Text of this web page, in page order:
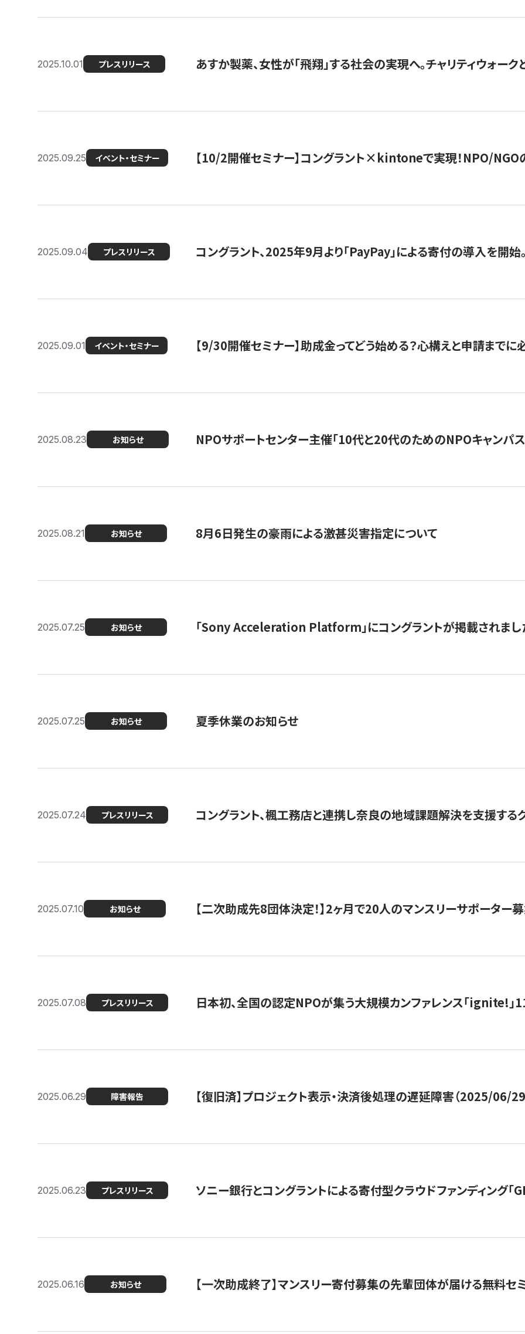
2025.10.01 プレスリリース あすか製薬、女性が「飛翔」する社会の実現へ。チャリティウォー
2025.09.25 イベント・セミナー 【10/2開催セミナー】コングラント×kintoneで実現！NPO/NGO
2025.09.04 プレスリリース コングラント、2025年9月より「PayPay」による寄付の導入を開始
2025.09.01 イベント・セミナー 【9/30開催セミナー】助成金ってどう始める？心構えと申請まで
2025.08.23 お知らせ NPOサポートセンター主催「10代と20代のためのNPOキャンパ
2025.08.21 お知らせ 8月6日発生の豪雨による激甚災害指定について
2025.07.25 お知らせ 「Sony Acceleration Platform」にコングラントが掲載されまし
2025.07.25 お知らせ 夏季休業のお知らせ
2025.07.24 プレスリリース コングラント、楓工務店と連携し奈良の地域課題解決を支援する
2025.07.10 お知らせ 【二次助成先8団体決定！】2ヶ月で20人のマンスリーサポーター
2025.07.08 プレスリリース 日本初、全国の認定NPOが集う大規模カンファレンス「ignite!」
2025.06.29 障害報告 【復旧済】プロジェクト表示・決済後処理の遅延障害（2025/06/29
2025.06.23 プレスリリース ソニー銀行とコングラントによる寄付型クラウドファンディング
2025.06.16 お知らせ 【一次助成終了】マンスリー寄付募集の先輩団体が届ける無料セ